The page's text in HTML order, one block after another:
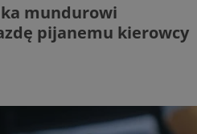
mundurowi
pijanemu kierowcy